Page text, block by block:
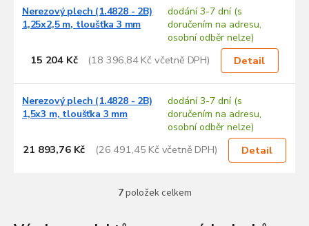
Nerezový plech (1.4828 - 2B)
1,25x2,5 m, tloušťka 3 mm
dodání 3-7 dní (s
doručením na adresu,
osobní odběr nelze)
15 204 Kč (18 396,84 Kč včetně DPH) Detail
Nerezový plech (1.4828 - 2B)
1,5x3 m, tloušťka 3 mm
dodání 3-7 dní (s
doručením na adresu,
osobní odběr nelze)
21 893,76 Kč (26 491,45 Kč včetně DPH) Detail
O
7položek celkem